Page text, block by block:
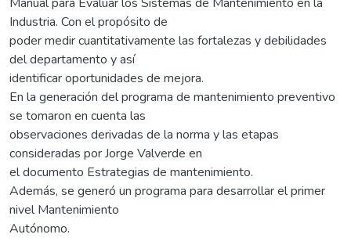
Industria. Con el propósito de
poder medir cuantitativamente las fortalezas y debilidades
del departamento y así
identificar oportunidades de mejora.
En la generación del programa de mantenimiento preventivo
se tomaron en cuenta las
observaciones derivadas de la norma y las etapas
consideradas por Jorge Valverde en
el documento Estrategias de mantenimiento.
Además, se generó un programa para desarrollar el primer
nivel Mantenimiento
Autónomo.